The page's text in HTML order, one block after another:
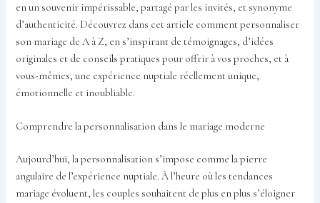
en un souvenir impérissable, partagé par les invités, et synonyme
d’authenticité. Découvrez dans cet article comment personnaliser
son mariage de A à Z, en s’inspirant de témoignages, d’idées
originales et de conseils pratiques pour offrir à vos proches, et à
vous-mêmes, une expérience nuptiale réellement unique,
émotionnelle et inoubliable.
Comprendre la personnalisation dans le mariage moderne
Aujourd’hui, la personnalisation s’impose comme la pierre
angulaire de l’expérience nuptiale. À l’heure où les tendances
mariage évoluent, les couples souhaitent de plus en plus s’éloigner